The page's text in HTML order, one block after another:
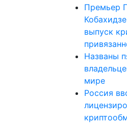
Премьер
выпуск
Названы
мире
Россия